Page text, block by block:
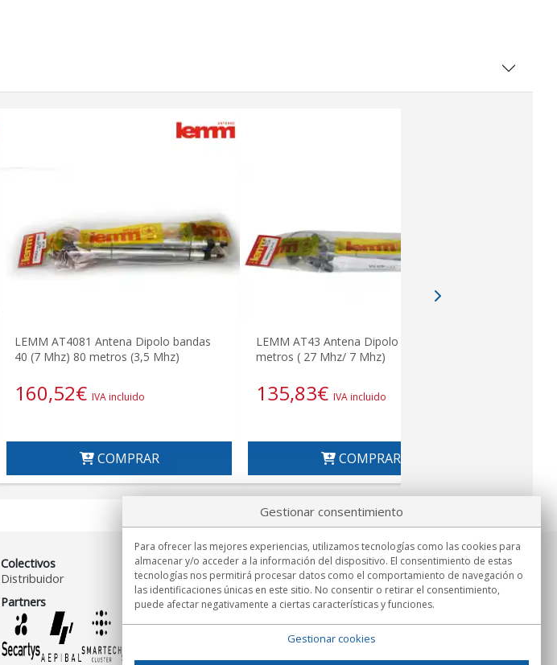
LEMM AT4081 Antena Dipolo bandas
40 (7 Mhz) 80 metros (3,5 Mhz)
160,52€ IVA incluido
COMPRAR
LEMM AT43 Antena Dipolo 11/45
metros ( 27 Mhz/ 7 Mhz)
135,83€ IVA incluido
COMPRAR
Colectivos
Distribuidor
Partners
Información
Lu.-Vi. 9:00h - 15:00h.
Entrega en
Gestionar consentimiento
Para ofrecer las mejores experiencias, utilizamos tecnologías como las cookies para
almacenar y/o acceder a la información del dispositivo. El consentimiento de estas
tecnologías nos permitirá procesar datos como el comportamiento de navegación o
las identificaciones únicas en este sitio. No consentir o retirar el consentimiento,
puede afectar negativamente a ciertas características y funciones.
Gestionar cookies